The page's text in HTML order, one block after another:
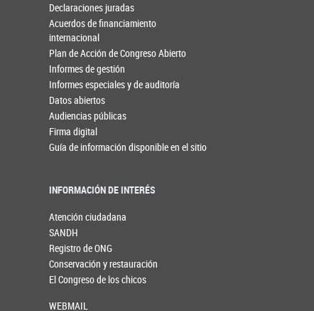
Declaraciones juradas
Acuerdos de financiamiento
internacional
Plan de Acción de Congreso Abierto
Informes de gestión
Informes especiales y de auditoría
Datos abiertos
Audiencias públicas
Firma digital
Guía de información disponible en el sitio
INFORMACIÓN DE INTERÉS
Atención ciudadana
SANDH
Registro de ONG
Conservación y restauración
El Congreso de los chicos
WEBMAIL